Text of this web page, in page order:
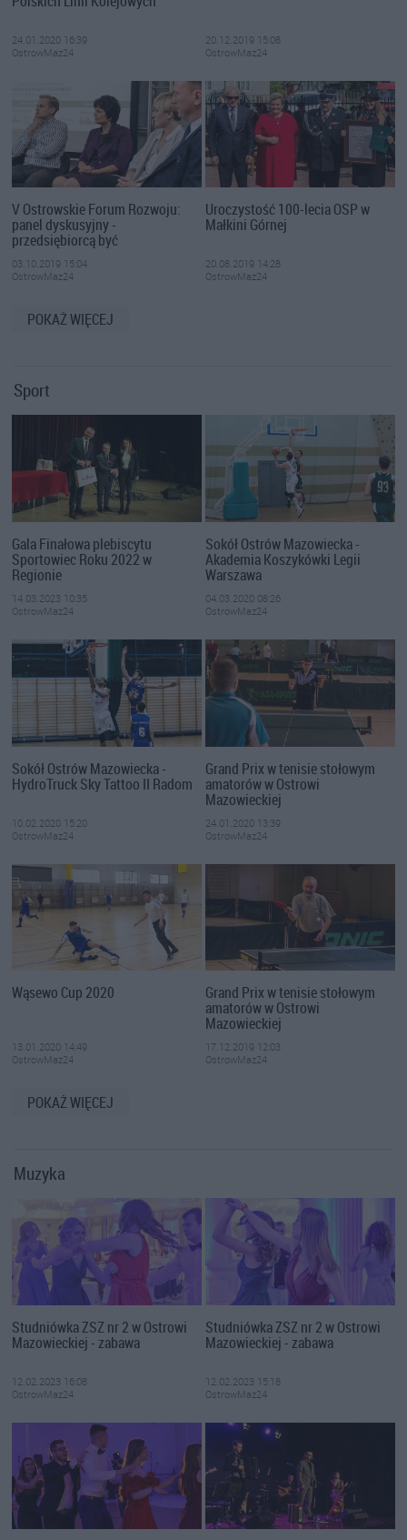
24.01.2020 16:39
OstrowMaz24
20.12.2019 15:08
OstrowMaz24
V Ostrowskie Forum Rozwoju:
panel dyskusyjny -
przedsiębiorcą być
03.10.2019 15:04
OstrowMaz24
Uroczystość 100-lecia OSP w
Małkini Górnej
20.08.2019 14:28
OstrowMaz24
POKAŻ WIĘCEJ
Sport
Gala Finałowa plebiscytu
Sportowiec Roku 2022 w
Regionie
14.03.2023 10:35
OstrowMaz24
Sokół Ostrów Mazowiecka -
Akademia Koszykówki Legii
Warszawa
04.03.2020 08:26
OstrowMaz24
Sokół Ostrów Mazowiecka -
HydroTruck Sky Tattoo II Radom
10.02.2020 15:20
OstrowMaz24
Grand Prix w tenisie stołowym
amatorów w Ostrowi
Mazowieckiej
24.01.2020 13:39
OstrowMaz24
Wąsewo Cup 2020
13.01.2020 14:49
OstrowMaz24
Grand Prix w tenisie stołowym
amatorów w Ostrowi
Mazowieckiej
17.12.2019 12:03
OstrowMaz24
POKAŻ WIĘCEJ
Muzyka
Studniówka ZSZ nr 2 w Ostrowi
Mazowieckiej - zabawa
12.02.2023 16:08
OstrowMaz24
Studniówka ZSZ nr 2 w Ostrowi
Mazowieckiej - zabawa
12.02.2023 15:18
OstrowMaz24